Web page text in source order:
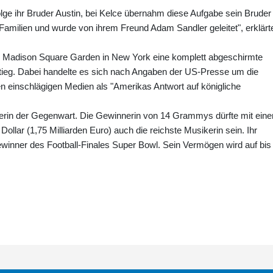
ihr Bruder Austin, bei Kelce übernahm diese Aufgabe sein Bruder
und wurde von ihrem Freund Adam Sandler geleitet",
Square Garden in New York eine komplett abgeschirmte
Dabei handelte es sich nach Angaben der US-Presse um die
einschlägigen Medien als "Amerikas Antwort auf königliche
der Gegenwart. Die Gewinnerin von 14 Grammys dürfte mit
(1,75 Milliarden Euro) auch die reichste Musikerin sein. Ihr
des Football-Finales Super Bowl. Sein Vermögen wird auf